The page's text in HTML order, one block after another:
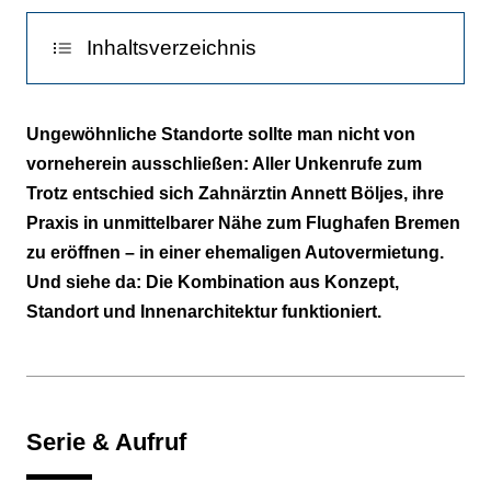
Zoom
gemacht:
auf
der
Dachterrasse
eines
Cafés
saß,
entdeckte
„künftige“
Praxisgebäude.
Inhaltsverzeichnis
Serie & Aufruf
Schwer verliebt in einen leerstehenden
Pavillon
Retro-Glasbausteine und hinterleuchtete
LED-Bilder
Ungewöhnliche Standorte sollte man nicht von
vorneherein ausschließen: Aller Unkenrufe zum
Trotz entschied sich Zahnärztin Annett Böljes, ihre
Praxis in unmittelbarer Nähe zum Flughafen Bremen
zu eröffnen – in einer ehemaligen Autovermietung.
Und siehe da: Die Kombination aus Konzept,
Standort und Innenarchitektur funktioniert.
Serie & Aufruf